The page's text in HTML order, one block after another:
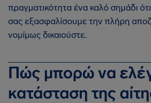
πραγματικότητα ένα καλό σημάδι
σας εξασφαλίσουμε την πλήρη
νομίμως δικαιούστε.
Πώς μπορώ να
κατάσταση της